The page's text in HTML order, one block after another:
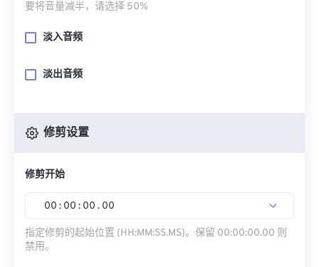
要将音量减半，请选择 50%
淡入音频
淡出音频
修剪设置
修剪开始
00 : 00 : 00 . 00
指定修剪的起始位置 (HH:MM:SS.MS)。保留 00:00:00.00 则
禁用。